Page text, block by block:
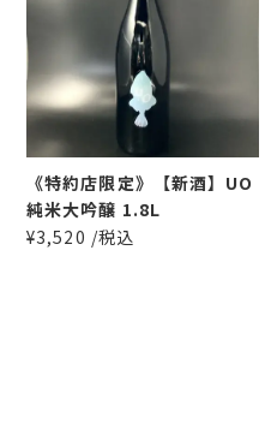
《特約店限定》【新酒】UO
純米大吟醸 1.8L
¥3,520 /税込